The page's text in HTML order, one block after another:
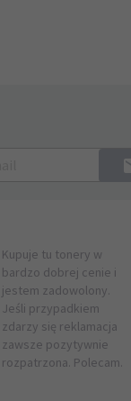
Kupuje tu tonery w
bardzo dobrej cenie i
jestem zadowolony.
Jeśli przypadkiem
zdarzy się reklamacja
zawsze pozytywnie
rozpatrzona. Polecam.